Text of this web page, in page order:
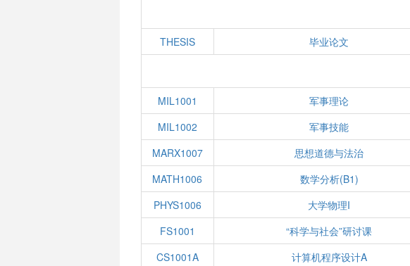
THESIS 毕业论文
MIL1001 军事理论
MIL1002
军事技能
MARX1007
思想道德与法治
MATH1006
数学分析(B1)
PHYS1006
大学物理I
FS1001
“科学与社会”研讨课
CS1001A
计算机程序设计A